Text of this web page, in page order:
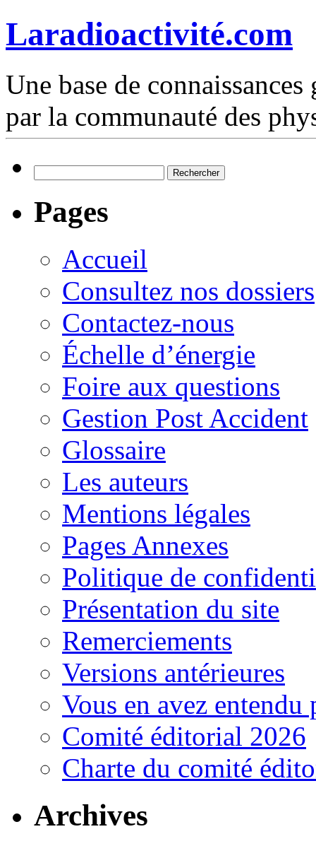
Laradioactivité.com
Une base de
par la communauté des
Pages
Accueil
Consultez nos dossiers
Contactez-nous
Échelle d’énergie
Foire aux questions
Gestion Post Accident
Glossaire
Les auteurs
Mentions légales
Pages Annexes
Politique de
Présentation du site
Remerciements
Versions antérieures
Vous en avez entendu
Comité éditorial 2026
Charte du comité
Archives